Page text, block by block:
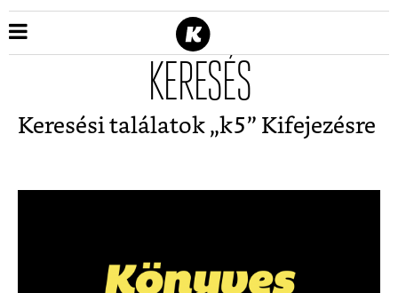
KERESÉS
Keresési találatok „k5” Kifejezésre